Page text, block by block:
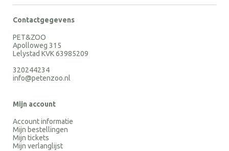
Contactgegevens
PET&ZOO
Apolloweg 315
Lelystad KVK 63985209
320244234
info@petenzoo.nl
Mijn account
Account informatie
Mijn bestellingen
Mijn tickets
Mijn verlanglijst